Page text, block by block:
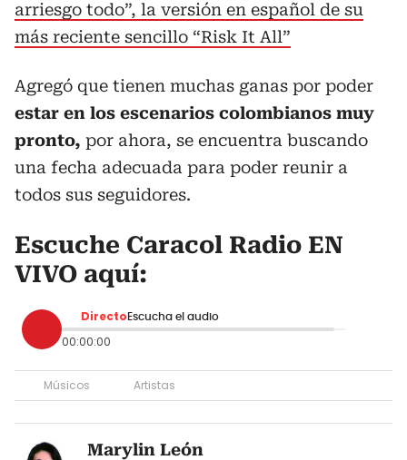
arriesgo todo”, la versión en español de su
más reciente sencillo “Risk It All”
Agregó que tienen muchas ganas por poder
estar en los escenarios colombianos muy
pronto, por ahora, se encuentra buscando
una fecha adecuada para poder reunir a
todos sus seguidores.
Escuche Caracol Radio EN
VIVO aquí:
Directo Escucha el audio
00:00:00
Músicos Artistas
Marylin León